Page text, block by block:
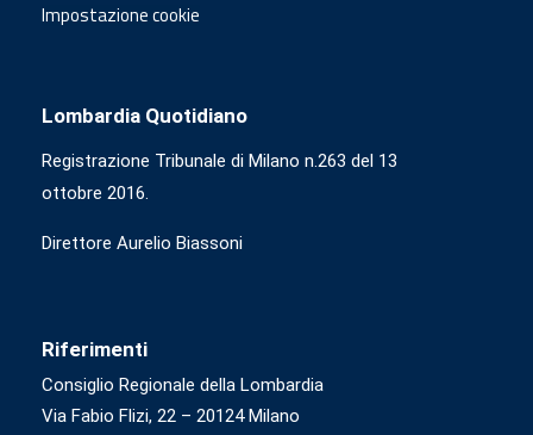
Impostazione cookie
Lombardia Quotidiano
Registrazione Tribunale di Milano n.263 del 13
ottobre 2016.
Direttore Aurelio Biassoni
Riferimenti
Consiglio Regionale della Lombardia
Via Fabio Flizi, 22 – 20124 Milano